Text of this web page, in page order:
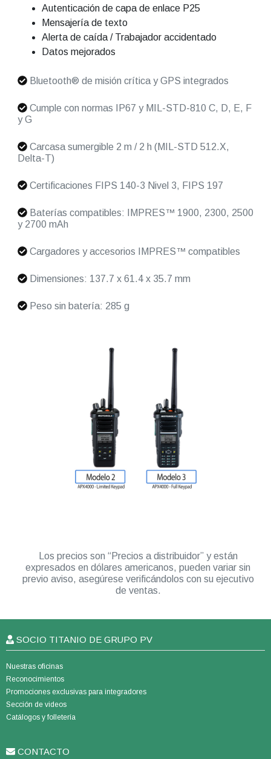
Autenticación de capa de enlace P25
Mensajería de texto
Alerta de caída / Trabajador accidentado
Datos mejorados
Bluetooth® de misión crítica y GPS integrados
Cumple con normas IP67 y MIL-STD-810 C, D, E, F
y G
Carcasa sumergible 2 m / 2 h (MIL-STD 512.X,
Delta-T)
Certificaciones FIPS 140-3 Nivel 3, FIPS 197
Baterías compatibles: IMPRES™ 1900, 2300, 2500
y 2700 mAh
Cargadores y accesorios IMPRES™ compatibles
Dimensiones: 137.7 x 61.4 x 35.7 mm
Peso sin batería: 285 g
Los precios son “Precios a distribuidor” y están
expresados en dólares americanos, pueden variar sin
previo aviso, asegúrese verificándolos con su ejecutivo
de ventas.
SOCIO TITANIO DE GRUPO PV
Nuestras oficinas
Reconocimientos
Promociones exclusivas para integradores
Sección de videos
Catálogos y folletería
CONTACTO